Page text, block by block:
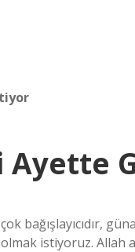
bağışlayıcıdır,
istiyoruz.